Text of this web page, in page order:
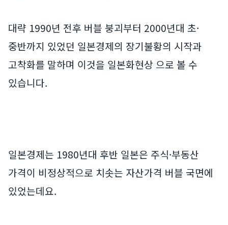
대략 1990년 전후 버블 붕괴부터 2000년대 초·
중반까지 있었던 일본경제의 장기불황의 시작과
고착화를 말하며 이것을 일본화현상 으로 볼 수
있습니다.
일본경제는 1980년대 후반 일본은 주식·부동산
가격이 비정상적으로 치솟는 자산가격 버블 국면에
있었는데요.